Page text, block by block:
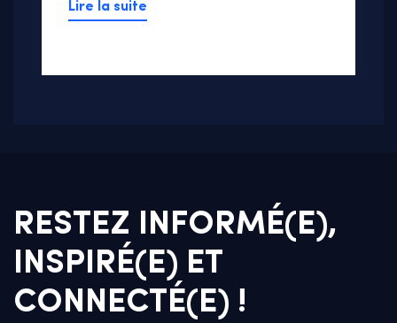
Lire la suite
RESTEZ INFORMÉ(E),
INSPIRÉ(E) ET
CONNECTÉ(E) !